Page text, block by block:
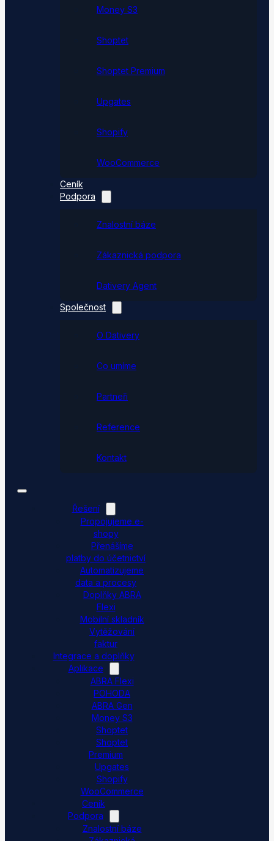
Money S3
Shoptet
Shoptet Premium
Upgates
Shopify
WooCommerce
Ceník
Podpora
Znalostní báze
Zákaznická podpora
Dativery Agent
Společnost
O Dativery
Co umíme
Partneři
Reference
Kontakt
Řešení
Propojujeme e-
shopy
Přenášíme
platby do účetnictví
Automatizujeme
data a procesy
Doplňky ABRA
Flexi
Mobilní skladník
Vytěžování
faktur
Integrace a doplňky
Aplikace
ABRA Flexi
POHODA
ABRA Gen
Money S3
Shoptet
Shoptet
Premium
Upgates
Shopify
WooCommerce
Ceník
Podpora
Znalostní báze